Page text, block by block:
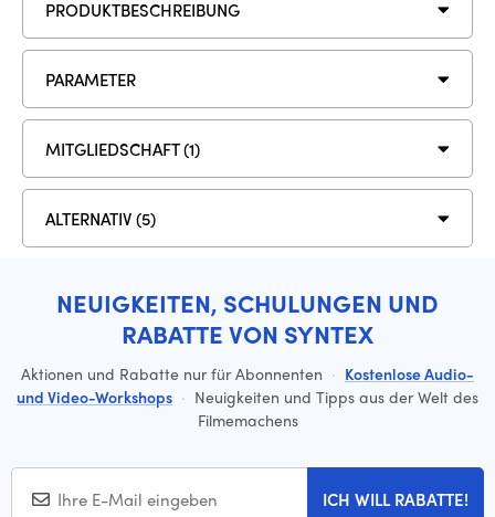
PRODUKTBESCHREIBUNG
PARAMETER
MITGLIEDSCHAFT (1)
ALTERNATIV (5)
NEUIGKEITEN, SCHULUNGEN UND
RABATTE VON SYNTEX
Aktionen und Rabatte nur für Abonnenten · Kostenlose Audio-
und Video-Workshops · Neuigkeiten und Tipps aus der Welt des
Filmemachens
ICH WILL RABATTE!